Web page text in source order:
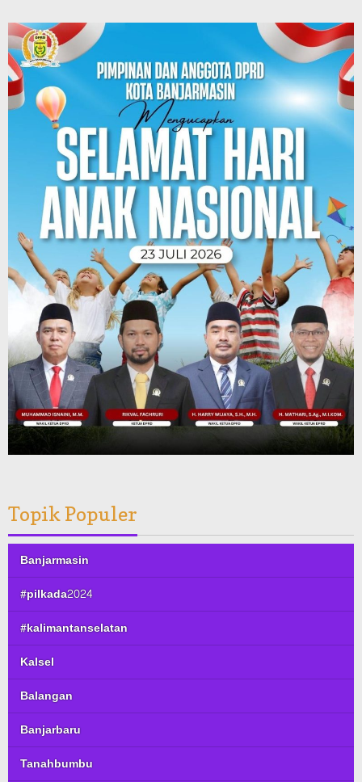
Topik Populer
Banjarmasin
#pilkada2024
#kalimantanselatan
Kalsel
Balangan
Banjarbaru
Tanahbumbu